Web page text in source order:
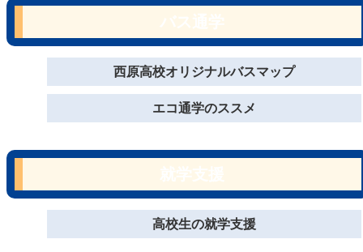
西原高校オリジナルバスマップ
エコ通学のススメ
高校生の就学支援